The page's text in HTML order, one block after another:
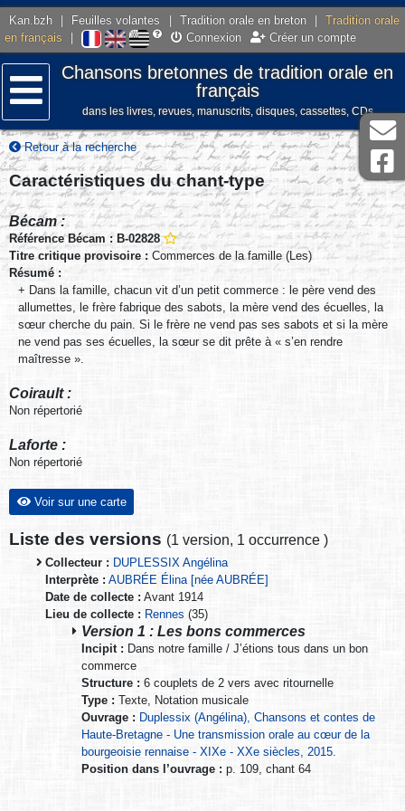
Kan.bzh Feuilles volantes Tradition orale en breton
Tradition orale
en français
Connexion Créer un compte
Menu
Chansons bretonnes de tradition orale en
français
dans les livres, revues, manuscrits, disques, cassettes, CDs
Retour à la recherche
Caractéristiques du chant-type
Bécam :
Référence Bécam : B-02828
Titre critique provisoire : Commerces de la famille (Les)
Résumé :
+ Dans la famille, chacun vit d’un petit commerce : le père vend des
allumettes, le frère fabrique des sabots, la mère vend des écuelles, la
sœur cherche du pain. Si le frère ne vend pas ses sabots et si la mère
ne vend pas ses écuelles, la sœur se dit prête à « s’en rendre
maîtresse ».
Coirault :
Non répertorié
Laforte :
Non répertorié
Voir sur une carte
Liste des versions (1 version, 1 occurrence )
Collecteur : DUPLESSIX Angélina
Interprète : AUBRÉE Élina [née AUBRÉE]
Date de collecte : Avant 1914
Lieu de collecte : Rennes (35)
Version 1 : Les bons commerces
Incipit : Dans notre famille / J’étions tous dans un bon
commerce
Structure : 6 couplets de 2 vers avec ritournelle
Type : Texte, Notation musicale
Ouvrage : Duplessix (Angélina), Chansons et contes de
Haute-Bretagne - Une transmission orale au cœur de la
bourgeoisie rennaise - XIXe - XXe siècles, 2015.
Position dans l’ouvrage : p. 109, chant 64